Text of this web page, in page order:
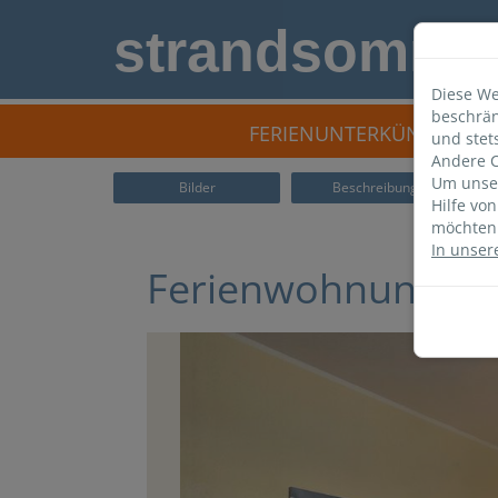
Diese
und
Andere
Um
Hilfe
In
FERIENUNTERKÜNFTE
Bilder Beschreibung
Ferienwohnung